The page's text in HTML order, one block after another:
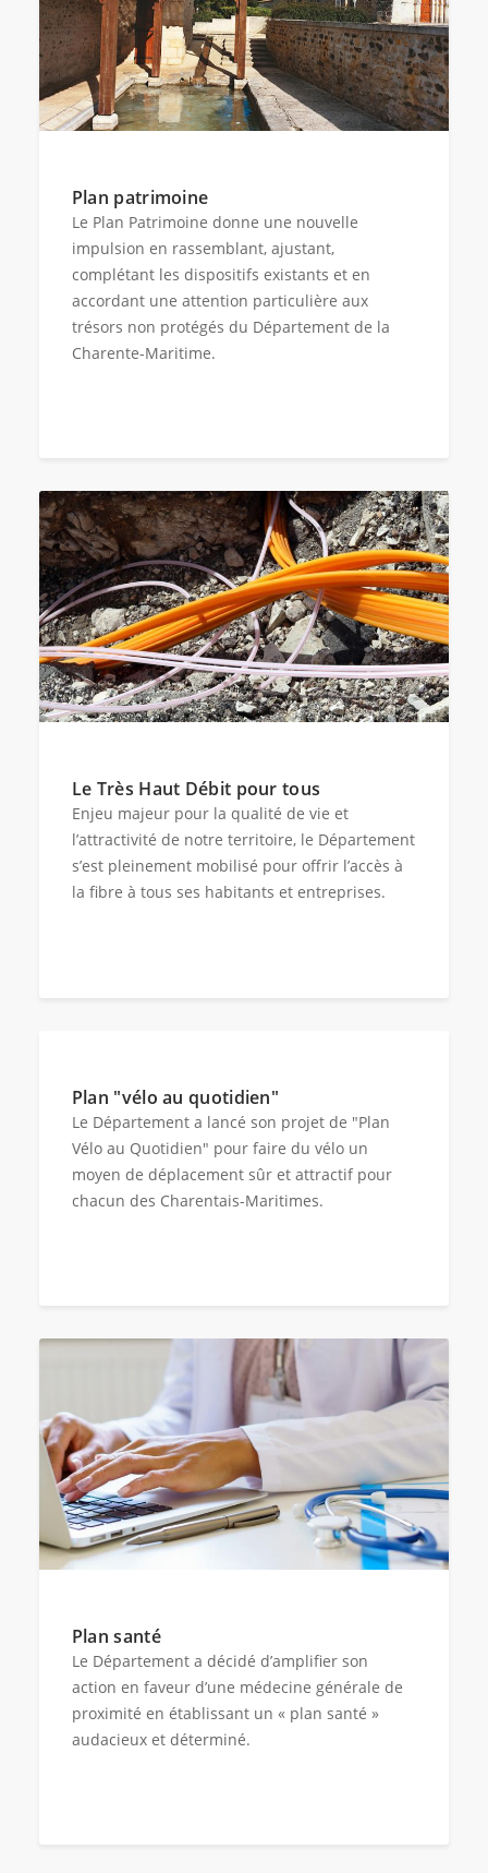
Plan patrimoine
Le Plan Patrimoine donne une nouvelle
impulsion en rassemblant, ajustant,
complétant les dispositifs existants et en
accordant une attention particulière aux
trésors non protégés du Département de la
Charente-Maritime.
Le Très Haut Débit pour tous
Enjeu majeur pour la qualité de vie et
l’attractivité de notre territoire, le Département
s’est pleinement mobilisé pour offrir l’accès à
la fibre à tous ses habitants et entreprises.
Plan "vélo au quotidien"
Le Département a lancé son projet de "Plan
Vélo au Quotidien" pour faire du vélo un
moyen de déplacement sûr et attractif pour
chacun des Charentais-Maritimes.
Plan santé
Le Département a décidé d’amplifier son
action en faveur d’une médecine générale de
proximité en établissant un « plan santé »
audacieux et déterminé.